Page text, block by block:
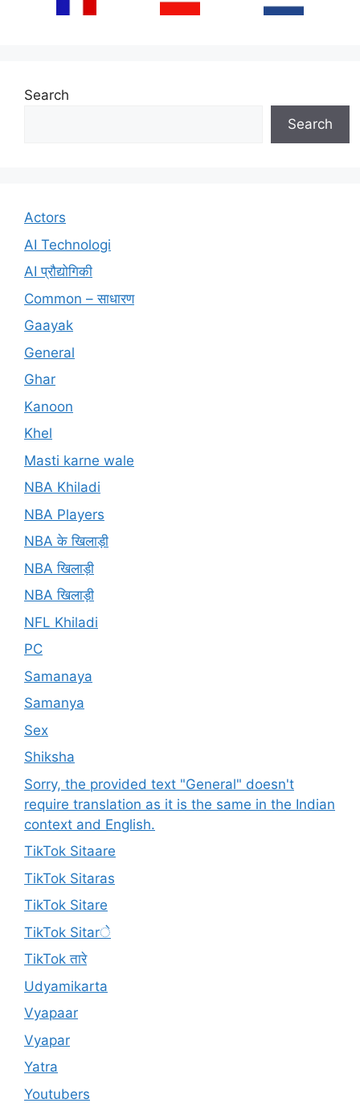
Search
Search
Actors
AI Technologi
AI प्रौद्योगिकी
Common – साधारण
Gaayak
General
Ghar
Kanoon
Khel
Masti karne wale
NBA Khiladi
NBA Players
NBA के खिलाड़ी
NBA खिलाड़ी
NBA खिलाड़ी
NFL Khiladi
PC
Samanaya
Samanya
Sex
Shiksha
Sorry, the provided text "General" doesn't
require translation as it is the same in the Indian
context and English.
TikTok Sitaare
TikTok Sitaras
TikTok Sitare
TikTok Sitarे
TikTok तारे
Udyamikarta
Vyapaar
Vyapar
Yatra
Youtubers